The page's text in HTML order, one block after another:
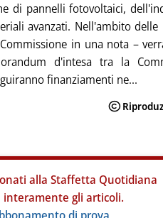
di pannelli fotovoltaici,
avanzati. Nell'ambito delle
in una nota –
d'intesa tra la
finanziamenti ne...
alla Staffetta Quotidiana
interamente gli articoli.